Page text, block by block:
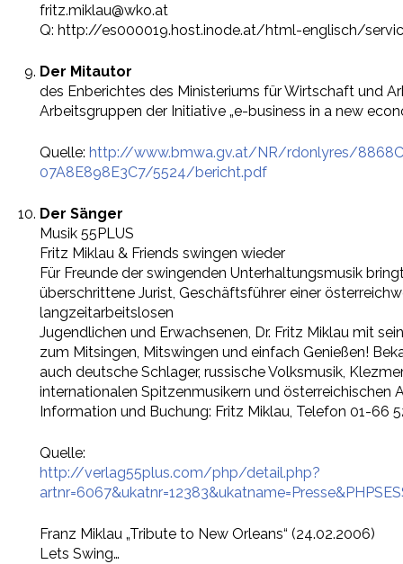
fritz.miklau@wko.at
Q: http://es000019.host.inode.at/html-englisch/
Der Mitautor
des Enberichtes des Ministeriums für Wirtschaft und
Arbeitsgruppen der Initiative „e-business in a new
Quelle: http://www.bmwa.gv.at/NR/rdonlyres/
07A8E898E3C7/5524/bericht.pdf
Der Sänger
Musik 55PLUS
Fritz Miklau & Friends swingen wieder
Für Freunde der swingenden Unterhaltungsmusik
überschrittene Jurist, Geschäftsführer einer
langzeitarbeitslosen
Jugendlichen und Erwachsenen, Dr. Fritz Miklau mit
zum Mitsingen, Mitswingen und einfach Genießen!
auch deutsche Schlager, russische Volksmusik,
internationalen Spitzenmusikern und
Information und Buchung: Fritz Miklau, Telefon 01-66
Quelle:
http://verlag55plus.com/php/detail.php?
Franz Miklau „Tribute to New Orleans“ (24.02.2006)
Lets Swing…